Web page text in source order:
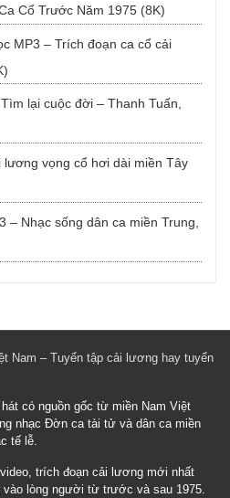
Cổ Trước Năm 1975 (8K)
MP3 – Trích đoạn ca cổ cải
lại cuộc đời – Thanh Tuấn,
vọng cổ hơi dài miền Tây
– Nhạc sống dân ca miền Trung,
Nam – Tuyển tập cải lương hay tuyển
có nguồn gốc từ miền Nam Việt
nhạc Đờn ca tài tử và dân ca miền
tế lễ.
trích đoạn cải lương mới nhất
lòng người từ trước và sau 1975.